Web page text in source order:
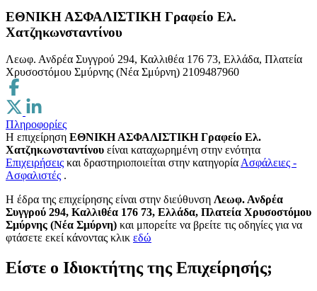
ΕΘΝΙΚΗ ΑΣΦΑΛΙΣΤΙΚΗ Γραφείο Ελ.
Χατζηκωνσταντίνου
Λεωφ. Ανδρέα Συγγρού 294, Καλλιθέα 176 73, Ελλάδα, Πλατεία
Χρυσοστόμου Σμύρνης (Νέα Σμύρνη) 2109487960
Πληροφορίες
Η επιχείρηση ΕΘΝΙΚΗ ΑΣΦΑΛΙΣΤΙΚΗ Γραφείο Ελ.
Χατζηκωνσταντίνου είναι καταχωρημένη στην ενότητα
Επιχειρήσεις και δραστηριοποιείται στην κατηγορίαΑσφάλειες -
Ασφαλιστές .
H έδρα της επιχείρησης είναι στην διεύθυνση Λεωφ. Ανδρέα
Συγγρού 294, Καλλιθέα 176 73, Ελλάδα, Πλατεία Χρυσοστόμου
Σμύρνης (Νέα Σμύρνη) και μπορείτε να βρείτε τις οδηγίες για να
φτάσετε εκεί κάνοντας κλικ εδώ
Είστε ο Ιδιοκτήτης της Επιχείρησής;